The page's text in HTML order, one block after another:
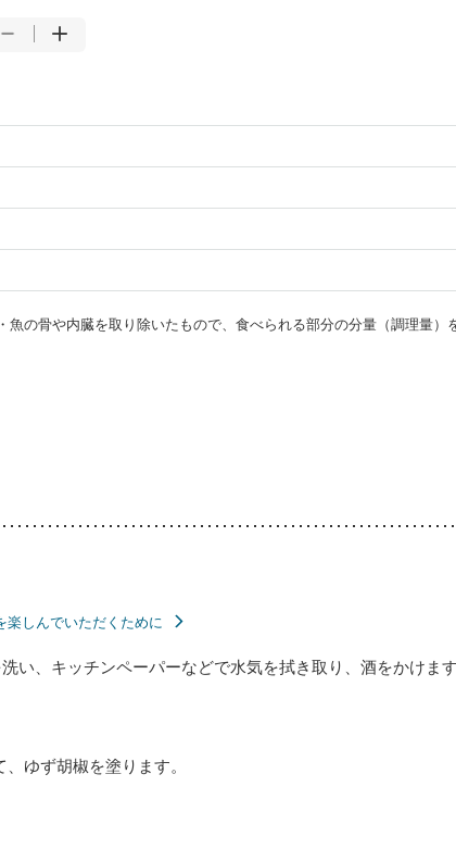
魚の骨や内臓を取り除いたもので、食べられる部分の分量（調理量）
しんでいただくために
い、キッチンペーパーなどで水気を拭き取り、酒をかけます
ゆず胡椒を塗ります。